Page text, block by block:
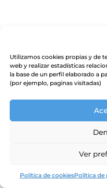
Utilizamos cookies propias y de
web y realizar estadísticas
la base de un perfil elaborado a
(por ejemplo, paginas visitadas)
Ver
Política de cookiesPolítica de